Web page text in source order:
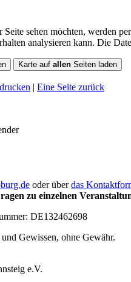
sehen möchten, werden
analysieren kann. Die
Karte auf allen Seiten laden
| Eine Seite zurück
oder überdas
zu einzelnen
DE132462698
Gewissen, ohne Gewähr.
e.V.